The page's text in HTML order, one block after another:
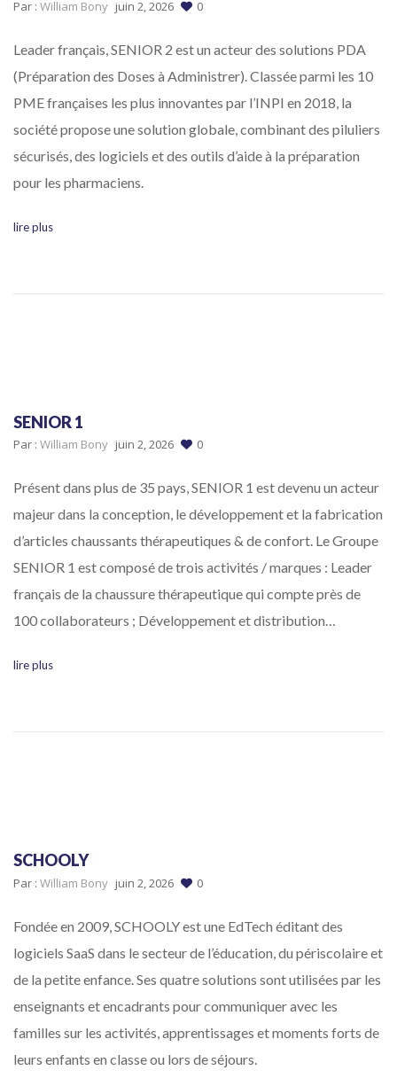
Par : William Bony juin 2, 2026 0
Leader français, SENIOR 2 est un acteur des solutions PDA
(Préparation des Doses à Administrer). Classée parmi les 10
PME françaises les plus innovantes par l’INPI en 2018, la
société propose une solution globale, combinant des piluliers
sécurisés, des logiciels et des outils d’aide à la préparation
pour les pharmaciens.
lire plus
SENIOR 1
Par : William Bony juin 2, 2026 0
Présent dans plus de 35 pays, SENIOR 1 est devenu un acteur
majeur dans la conception, le développement et la fabrication
d’articles chaussants thérapeutiques & de confort. Le Groupe
SENIOR 1 est composé de trois activités / marques : Leader
français de la chaussure thérapeutique qui compte près de
100 collaborateurs ; Développement et distribution…
lire plus
SCHOOLY
Par : William Bony juin 2, 2026 0
Fondée en 2009, SCHOOLY est une EdTech éditant des
logiciels SaaS dans le secteur de l’éducation, du périscolaire et
de la petite enfance. Ses quatre solutions sont utilisées par les
enseignants et encadrants pour communiquer avec les
familles sur les activités, apprentissages et moments forts de
leurs enfants en classe ou lors de séjours.